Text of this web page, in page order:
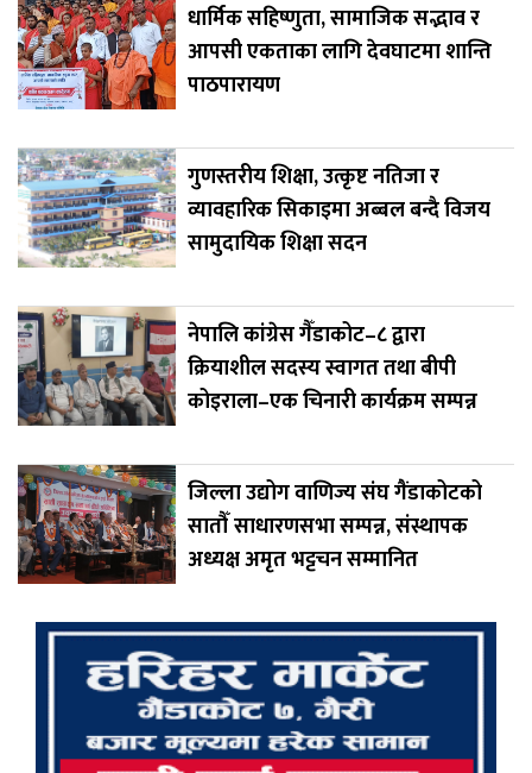
धार्मिक सहिष्णुता, सामाजिक सद्भाव र
आपसी एकताका लागि देवघाटमा शान्ति
पाठपारायण
गुणस्तरीय शिक्षा, उत्कृष्ट नतिजा र
व्यावहारिक सिकाइमा अब्बल बन्दै विजय
सामुदायिक शिक्षा सदन
नेपालि कांग्रेस गैँडाकोट–८ द्वारा
क्रियाशील सदस्य स्वागत तथा बीपी
कोइराला–एक चिनारी कार्यक्रम सम्पन्न
जिल्ला उद्योग वाणिज्य संघ गैंडाकोटको
सातौँ साधारणसभा सम्पन्न, संस्थापक
अध्यक्ष अमृत भट्टचन सम्मानित